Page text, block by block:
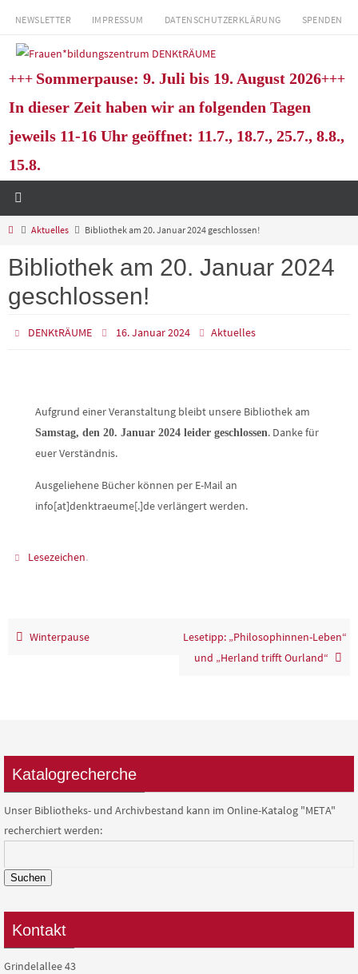
Zum
springen
NEWSLETTER IMPRESSUM DATENSCHUTZERKLÄRUNG SPENDEN
+++ Sommerpause: 9. Juli bis 19. August 2026+++
In dieser Zeit haben wir an folgenden Tagen
jeweils 11-16 Uhr geöffnet: 11.7., 18.7., 25.7., 8.8.,
15.8.
StartAktuelles Bibliothek am 20. Januar 2024 geschlossen!
Bibliothek am 20. Januar 2024
geschlossen!
DENKtRÄUME 16. Januar 2024 Aktuelles
Aufgrund einer Veranstaltung bleibt unsere Bibliothek am
Samstag, den 20. Januar 2024 leider geschlossen. Danke für
euer Verständnis.
Ausgeliehene Bücher können per E-Mail an
info[at]denktraeume[.]de verlängert werden.
Lesezeichen.
Winterpause
Lesetipp: „Philosophinnen-Leben“
und „Herland trifft Ourland“
Katalogrecherche
Unser Bibliotheks- und Archivbestand kann im Online-Katalog "META"
recherchiert werden:
Suchen
Kontakt
Grindelallee 43